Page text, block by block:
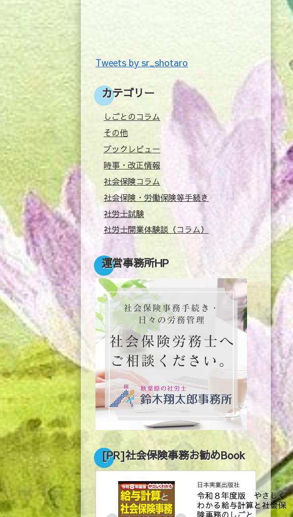
Tweets by sr_shotaro
カテゴリー
しごとのコラム
その他
ブックレビュー
時事・改正情報
社会保険コラム
社会保険・労働保険等手続き
社労士試験
社労士開業体験談（コラム）
運営事務所HP
[PR]社会保険事務お勧めBook
日本実業出版社
令和８年度版　やさしく
わかる給与計算と社会保
険事務のしごと